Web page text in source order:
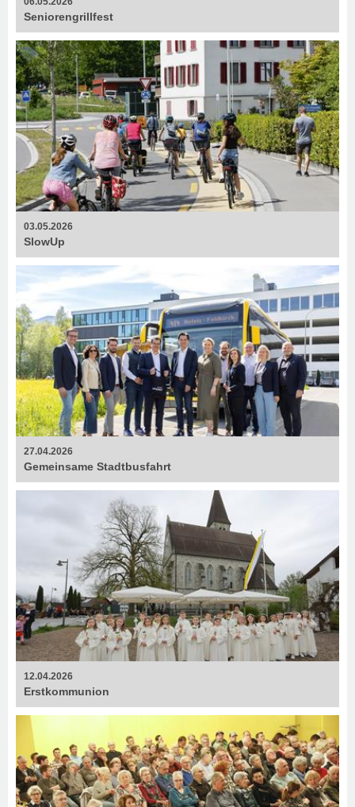
Senioren­grillfest
03.05.2026
SlowUp
27.04.2026
Gemeinsame Stadtbusfahrt
12.04.2026
Erstkommunion